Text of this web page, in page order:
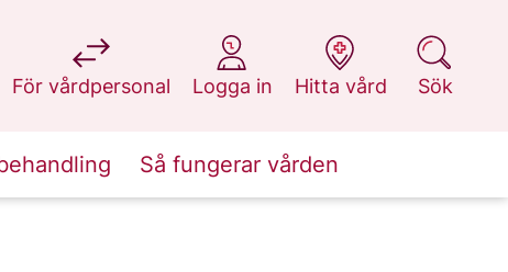
För vårdpersonal
på 1177.se
Logga in
på 1177.se
Hitta vård
på 1177.se
Sök
på 1177.se
Så fungerar vården